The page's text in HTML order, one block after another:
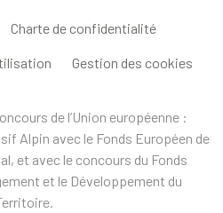
Charte de confidentialité
Gestion des cookies
de l’Union européenne :
Alpin avec le Fonds Européen de
et avec le concours du Fonds
et le Développement du